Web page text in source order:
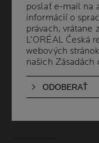
ZMIERŇUJE
poslať e-mail na
informácií o
právach, vrátane
L’ORÉAL Česká
webových
našich Zásadách
poslať e-mail na
informácií o
právach, vrátane
L’ORÉAL Česká
webových
našich Zásadách